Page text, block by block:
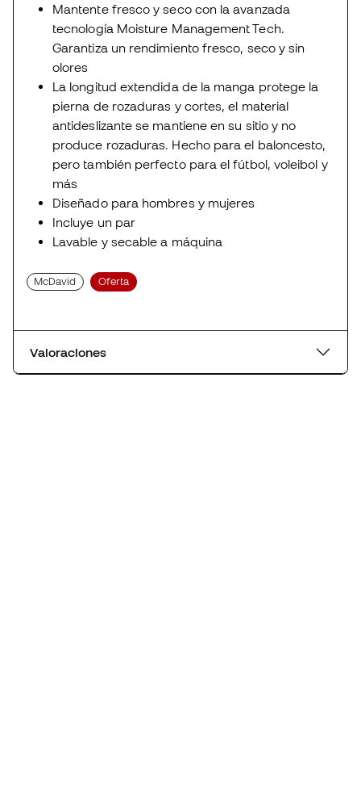
Mantente fresco y seco con la avanzada
tecnología Moisture Management Tech.
Garantiza un rendimiento fresco, seco y sin
olores
La longitud extendida de la manga protege la
pierna de rozaduras y cortes, el material
antideslizante se mantiene en su sitio y no
produce rozaduras. Hecho para el baloncesto,
pero también perfecto para el fútbol, voleibol y
más
Diseñado para hombres y mujeres
Incluye un par
Lavable y secable a máquina
McDavid Oferta
Valoraciones